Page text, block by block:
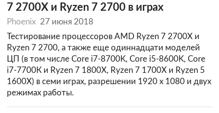
7 2700X и Ryzen 7 2700 в играх
Phoenix 27 июня 2018
Тестирование процессоров AMD Ryzen 7 2700X и
Ryzen 7 2700, а также еще одиннадцати моделей
ЦП (в том числе Core i7-8700K, Core i5-8600K, Core
i7-7700К и Ryzen 7 1800X, Ryzen 7 1700X и Ryzen 5
1600Х) в семи играх, разрешении 1920 х 1080 и двух
режимах работы.